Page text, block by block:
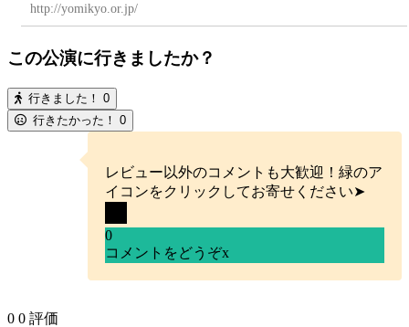
http://yomikyo.or.jp/
この公演に行きましたか？
行きました！ 0
行きたかった！ 0
レビュー以外のコメントも大歓迎！緑のア
イコンをクリックしてお寄せください➤
0
コメントをどうぞx
0 0 評価